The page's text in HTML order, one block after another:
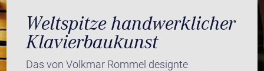
Weltspitze handwerklicher
Klavierbaukunst
Das von Volkmar Rommel designte